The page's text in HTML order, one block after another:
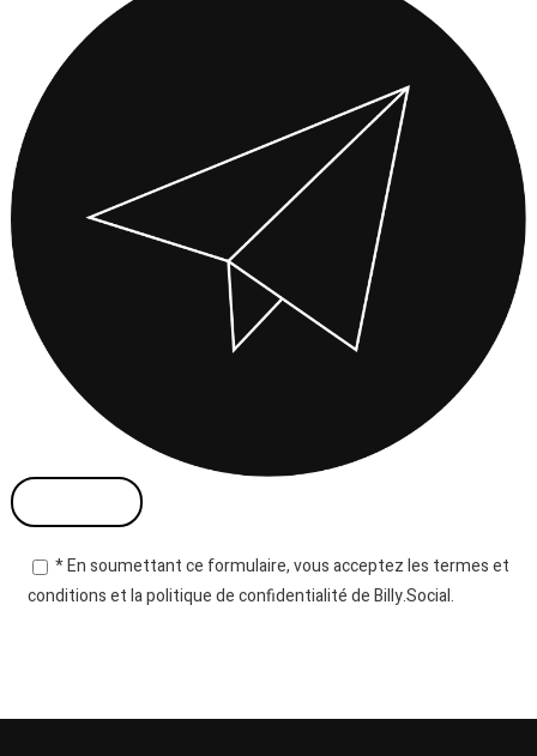
* En soumettant ce formulaire, vous acceptez les termes et
conditions et la politique de confidentialité de Billy.Social.